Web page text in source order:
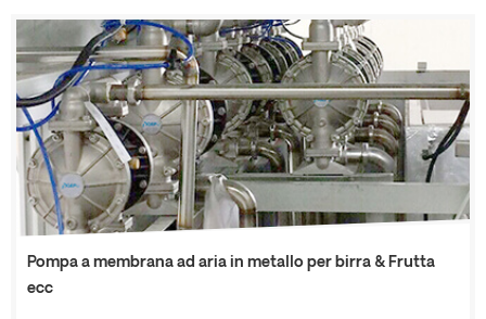
della birra. La loro preoccupazione principale è "pompare la birra
vicino a 0℃….. qual è il tuo consiglio su questo punto vicino a 70℃ e
pompa una soluzione alcalina per pulire il mio serbatoio...
Pompa a membrana ad aria in metallo per birra & Frutta
ecc